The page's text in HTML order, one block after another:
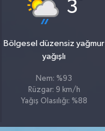
3
Bölgesel düzensiz yağmur
yağışlı
Nem: %93
Rüzgar: 9 km/h
Yağış Olasılığı: %88